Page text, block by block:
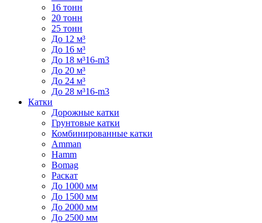
16 тонн
20 тонн
25 тонн
До 12 м³
До 16 м³
До 18 м³16-m3
До 20 м³
До 24 м³
До 28 м³16-m3
Катки
Дорожные катки
Грунтовые катки
Комбинированные катки
Amman
Hamm
Bomag
Раскат
До 1000 мм
До 1500 мм
До 2000 мм
До 2500 мм